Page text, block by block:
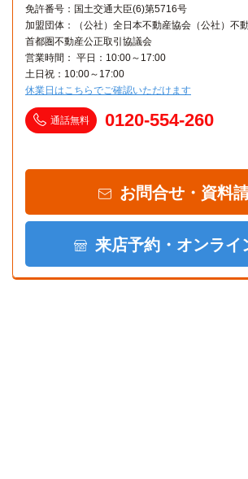
免許番号：国土交通大臣(6)第5716号
加盟団体：（公社）全日本不動産協会（公社）不
首都圏不動産公正取引協議会
営業時間： 平日：10:00～17:00
土日祝：10:00～17:00
休業日はこちらでご確認いただけます
通話無料 0120-554-260
お問合せ・資料
来店予約・オンライ